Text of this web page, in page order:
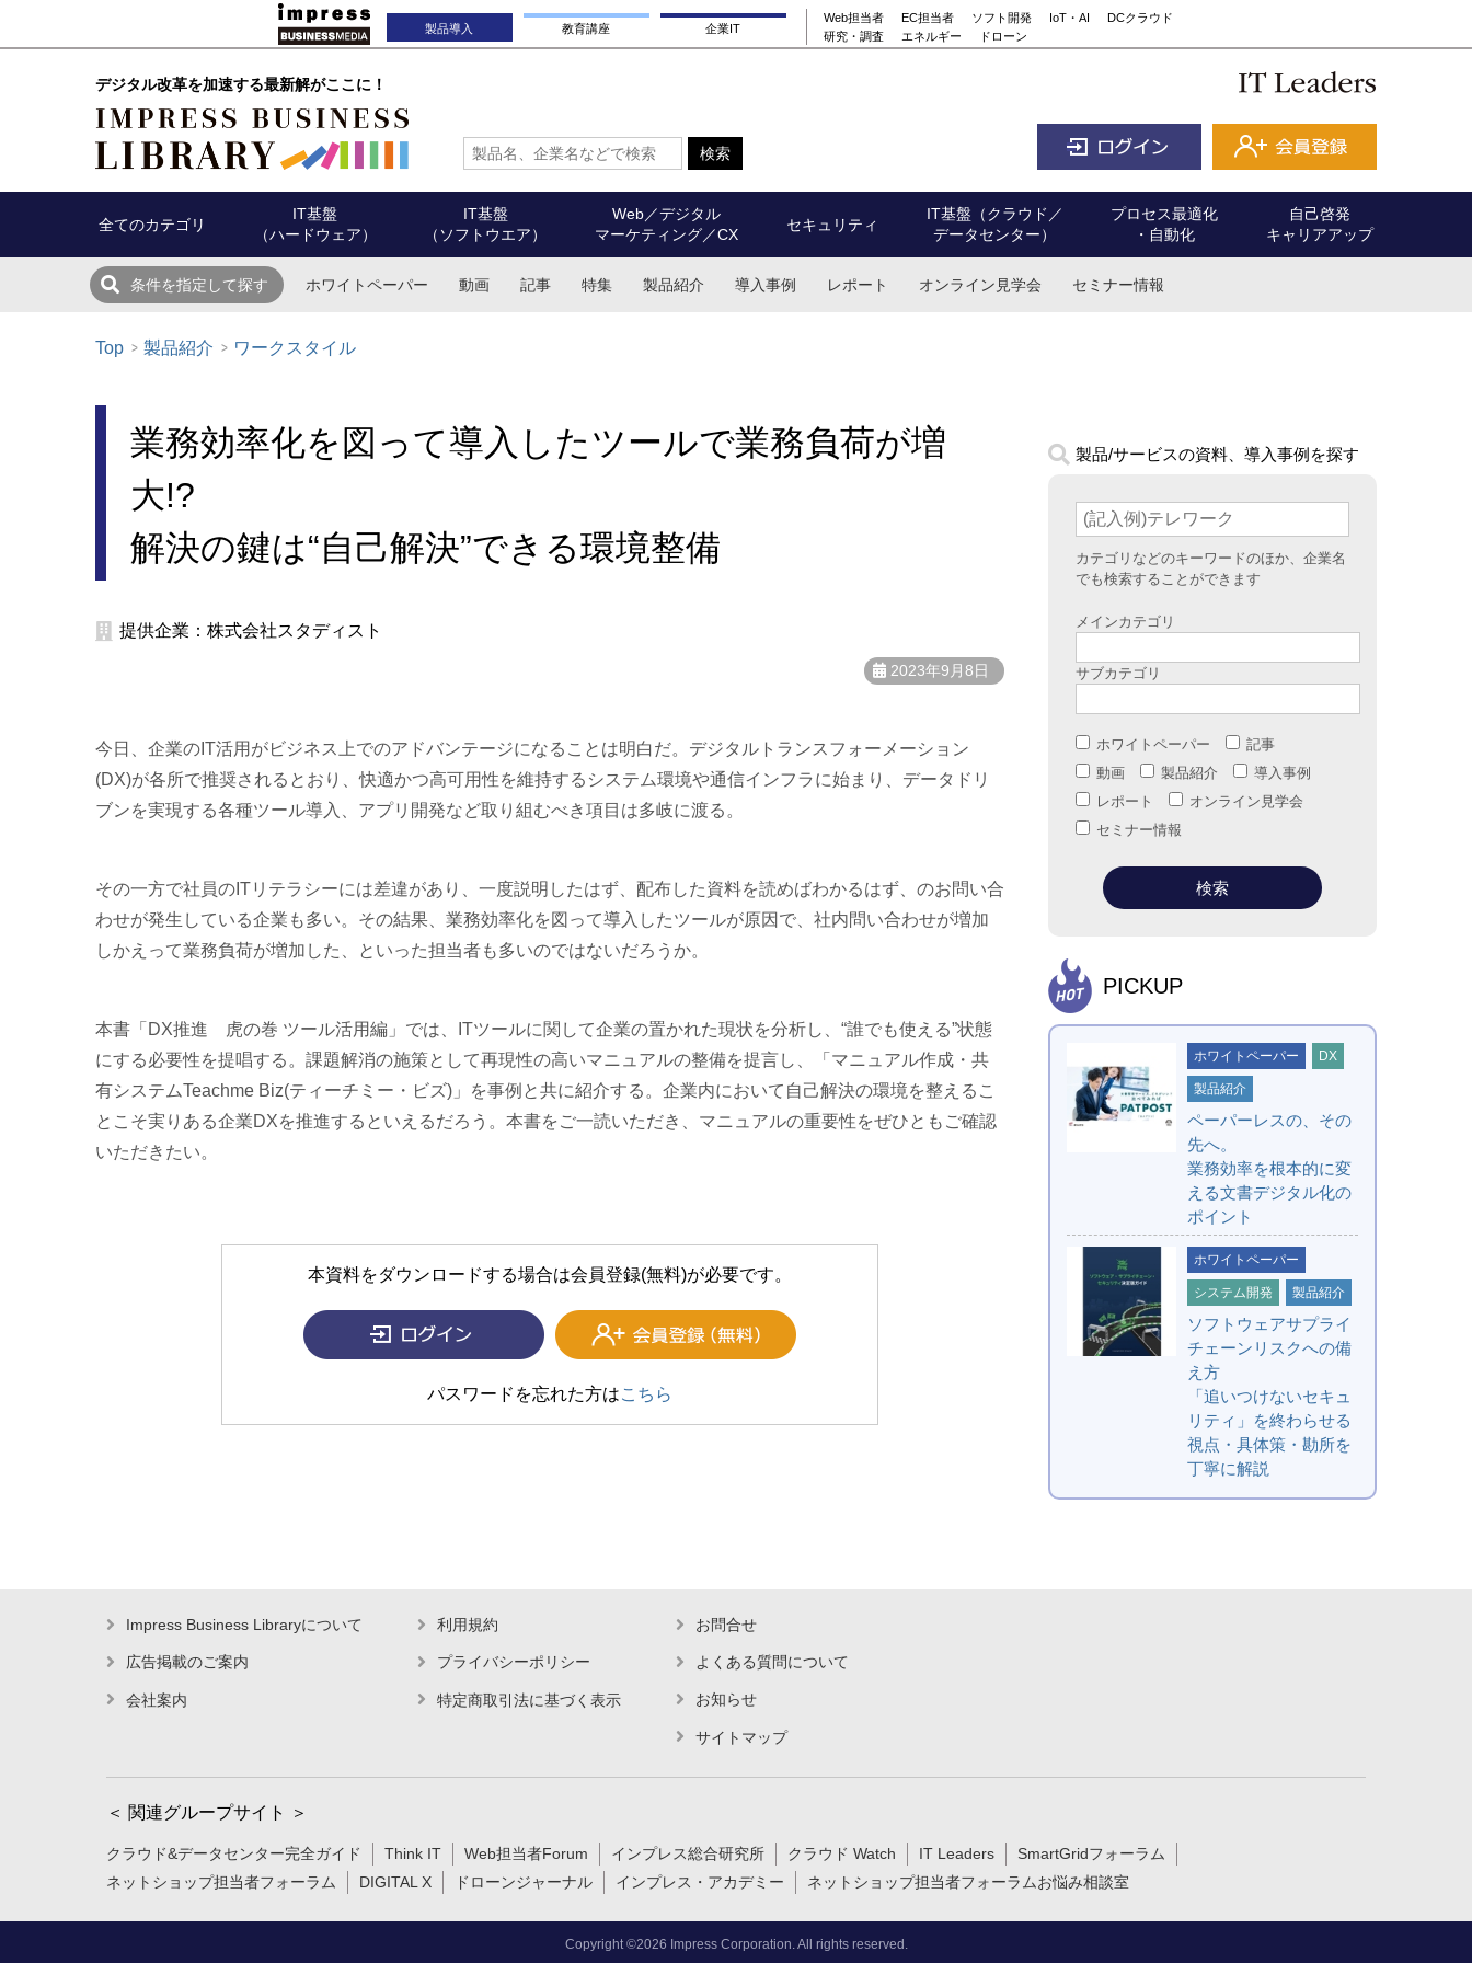
製品導入 教育講座 企業IT
Web担当者 EC担当者 ソフト開発 IoT・AI
DCクラウド
研究・調査
エネルギー ドローン
デジタル改革を加速する最新解がここに！
全てのカテゴリ
IT基盤
（ハードウェア）
IT基盤
（ソフトウエア）
Web／デジタル
マーケティング／CX
セキュリティ
IT基盤（クラウド／
データセンター）
プロセス最適化
・自動化
自己啓発
キャリアアップ
条件を指定して探す ホワイトペーパー 動画 記事 特集 製品紹介 導入事例 レポート オンライン見学会 セミナー情報
Top 製品紹介 ワークスタイル
業務効率化を図って導入したツールで業務負荷が増
大!?
解決の鍵は“自己解決”できる環境整備
提供企業：株式会社スタディスト
2023年9月8日
今日、企業のIT活用がビジネス上でのアドバンテージになることは明白だ。デジタルトランスフォーメーション
(DX)が各所で推奨されるとおり、快適かつ高可用性を維持するシステム環境や通信インフラに始まり、データドリ
ブンを実現する各種ツール導入、アプリ開発など取り組むべき項目は多岐に渡る。
その一方で社員のITリテラシーには差違があり、一度説明したはず、配布した資料を読めばわかるはず、のお問い合
わせが発生している企業も多い。その結果、業務効率化を図って導入したツールが原因で、社内問い合わせが増加
しかえって業務負荷が増加した、といった担当者も多いのではないだろうか。
本書「DX推進 虎の巻 ツール活用編」では、ITツールに関して企業の置かれた現状を分析し、“誰でも使える”状態
にする必要性を提唱する。課題解消の施策として再現性の高いマニュアルの整備を提言し、「マニュアル作成・共
有システムTeachme Biz(ティーチミー・ビズ)」を事例と共に紹介する。企業内において自己解決の環境を整えるこ
とこそ実りある企業DXを推進するといえるだろう。本書をご一読いただき、マニュアルの重要性をぜひともご確認
いただきたい。
本資料をダウンロードする場合は会員登録(無料)が必要です。
パスワードを忘れた方はこちら
製品/サービスの資料、導入事例を探す
カテゴリなどのキーワードのほか、企業名
でも検索することができます
メインカテゴリ
サブカテゴリ
ホワイトペーパー
記事
動画
製品紹介
導入事例
レポート
オンライン見学会
セミナー情報
PICKUP
ホワイトペーパー DX
製品紹介
ペーパーレスの、その
先へ。
業務効率を根本的に変
える文書デジタル化の
ポイント
ホワイトペーパー
システム開発 製品紹介
ソフトウェアサプライ
チェーンリスクへの備
え方
「追いつけないセキュ
リティ」を終わらせる
視点・具体策・勘所を
丁寧に解説
Impress Business Libraryについて
広告掲載のご案内
会社案内
利用規約
プライバシーポリシー
特定商取引法に基づく表示
お問合せ
よくある質問について
お知らせ
サイトマップ
＜ 関連グループサイト ＞
クラウド&データセンター完全ガイド Think IT Web担当者Forum インプレス総合研究所 クラウド Watch IT Leaders
SmartGridフォーラム
ネットショップ担当者フォーラム
DIGITAL X ドローンジャーナル インプレス・アカデミー ネットショップ担当者フォーラムお悩み相談室
Copyright ©2026 Impress Corporation. All rights reserved.